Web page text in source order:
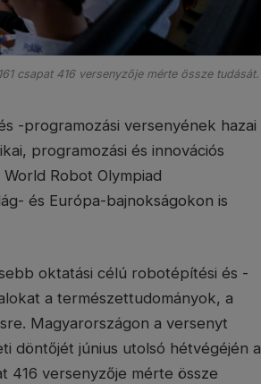
csapat 416 versenyzője mérte össze tudását.
-programozási versenyének hazai
programozási és innovációs
Robot Olympiad
és Európa-bajnokságokon is
oktatási célú robotépítési és -
a természettudományok, a
Magyarországon a versenyt
döntőjét június utolsó hétvégéjén a
416 versenyzője mérte össze